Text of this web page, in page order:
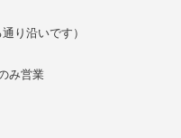
り沿いです）
み営業